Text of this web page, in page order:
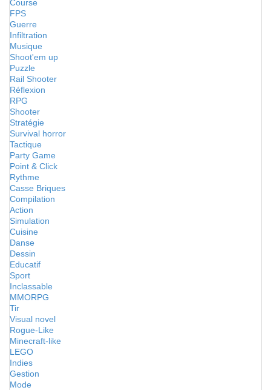
Course
FPS
Guerre
Infiltration
Musique
Shoot'em up
Puzzle
Rail Shooter
Réflexion
RPG
Shooter
Stratégie
Survival horror
Tactique
Party Game
Point & Click
Rythme
Casse Briques
Compilation
Action
Simulation
Cuisine
Danse
Dessin
Educatif
Sport
Inclassable
MMORPG
Tir
Visual novel
Rogue-Like
Minecraft-like
LEGO
Indies
Gestion
Mode